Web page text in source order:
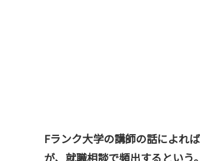
Fランク大学の講師の話によれ
が、就職相談で頻出するという。